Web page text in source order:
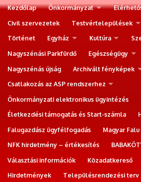
Kezdőlap Önkormányzat
Civil szervezetek
Testvértelepülések
Történet
Egyház Kultúra
Nagyszénási Parkfürdő
Egészségügy
Nagyszénás újság
Archivált fényképek
Csatlakozás az ASP rendszerhez
Önkormányzati elektronikus ügyintézés
Életkezdési támogatás és Start-számla
Falugazdász ügyfélfogadás
Magyar
NFK hirdetmény – értékesítés
Választási információk
Közadatkereső
Hirdetmények
Településrendezési terv